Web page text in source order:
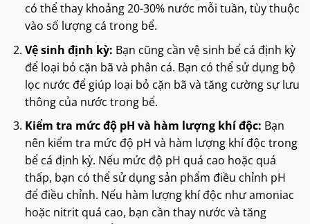
có thể thay khoảng 20-30% nước mỗi tuần, tùy thuộc
vào số lượng cá trong bể.
Vệ sinh định kỳ: Bạn cũng cần vệ sinh bể cá định kỳ
để loại bỏ cặn bã và phân cá. Bạn có thể sử dụng bộ
lọc nước để giúp loại bỏ cặn bã và tăng cường sự lưu
thông của nước trong bể.
Kiểm tra mức độ pH và hàm lượng khí độc: Bạn
nên kiểm tra mức độ pH và hàm lượng khí độc trong
bể cá định kỳ. Nếu mức độ pH quá cao hoặc quá
thấp, bạn có thể sử dụng sản phẩm điều chỉnh pH
để điều chỉnh. Nếu hàm lượng khí độc như amoniac
hoặc nitrit quá cao, bạn cần thay nước và tăng